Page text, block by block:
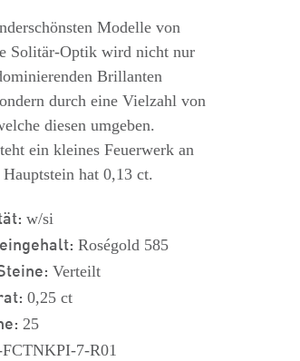
Modelle von
Solitär-Optik wird nicht nur
Brillanten
durch eine Vielzahl von
diesen umgeben.
ein kleines Feuerwerk an
hat 0,13 ct.
w/si
Roségold 585
Verteilt
0,25 ct
25
7-R01